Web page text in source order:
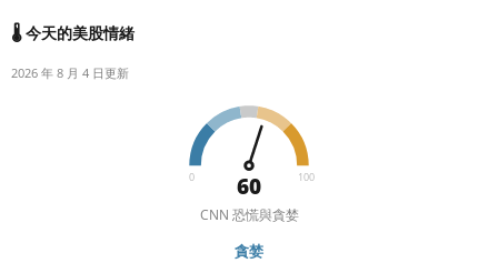
🌡️ 今天的美股情緒
2026 年 8 月 4 日更新
0 100
60
CNN 恐慌與貪婪
貪婪